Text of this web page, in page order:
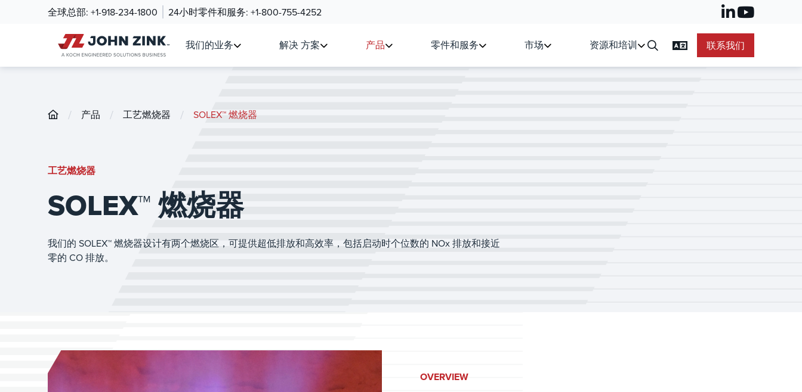
全球总部: +1-918-234-1800 24小时零件和服务: +1-800-755-4252
我们的业务 解决 方案 产品 零件和服务 市场 资源和培训 联系我们
/ 产品 / 工艺燃烧器 / SOLEX™ 燃烧器
工艺燃烧器
SOLEX™ 燃烧器
我们的 SOLEX™ 燃烧器设计有两个燃烧区，可提供超低排放和高效率，包括启动时个位数的 NOx 排放和接近
零的 CO 排放。
OVERVIEW